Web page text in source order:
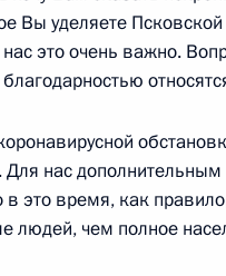
17:30 Московская
Вы уделяете
это очень важно.
нас
в это время, как
людей, чем полное